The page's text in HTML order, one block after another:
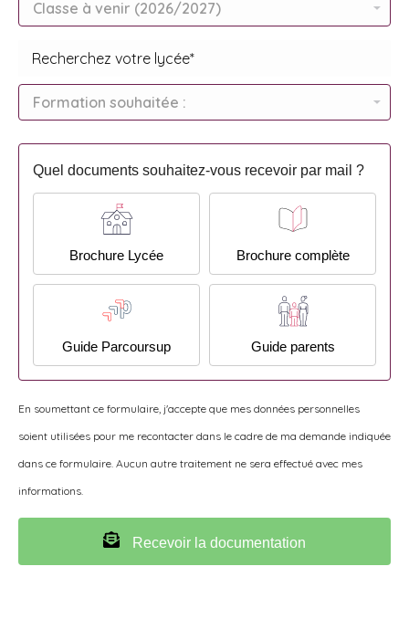
Quel documents souhaitez-vous recevoir par mail ?
Brochure Lycée Brochure complète
Guide Parcoursup Guide parents
En soumettant ce formulaire, j'accepte que mes données personnelles
soient utilisées pour me recontacter dans le cadre de ma demande indiquée
dans ce formulaire. Aucun autre traitement ne sera effectué avec mes
informations.
Recevoir la documentation